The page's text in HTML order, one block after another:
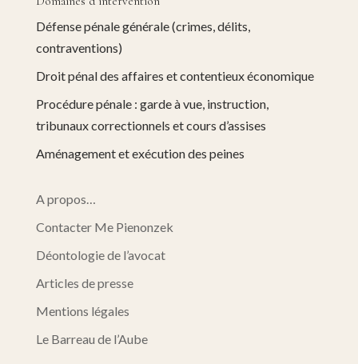
Défense pénale générale (crimes, délits,
contraventions)
Droit pénal des affaires et contentieux économique
Procédure pénale : garde à vue, instruction,
tribunaux correctionnels et cours d’assises
Aménagement et exécution des peines
A propos…
Contacter Me Pienonzek
Déontologie de l’avocat
Articles de presse
Mentions légales
Le Barreau de l’Aube